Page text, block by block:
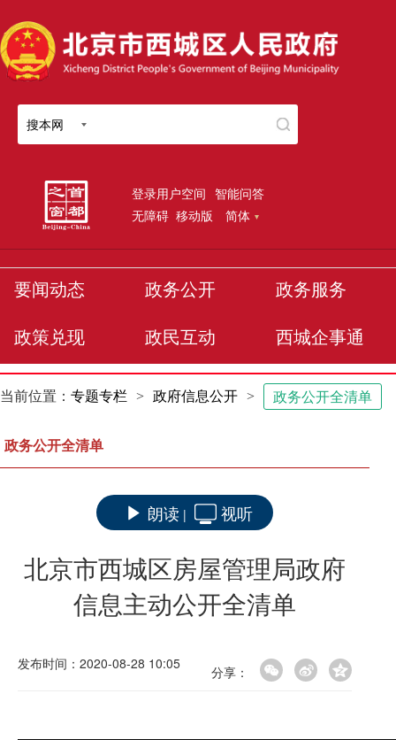
搜本网
登录用户空间 智能问答
无障碍 移动版 简体
要闻动态 政务公开 政务服务
政策兑现 政民互动 西城企事通
当前位置： 专题专栏 > 政府信息公开 > 政务公开全清单
政务公开全清单
朗读 | 视听
北京市西城区房屋管理局政府
信息主动公开全清单
发布时间：2020-08-28 10:05 分享：